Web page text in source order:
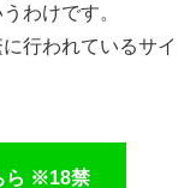
わけです。
行われているサイ
ら ※18禁